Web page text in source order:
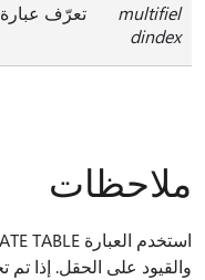
multifiel
dindex
تعرّف عبارة CONSTRAINT فهرساً متعدد الحقول.
ملاحظات